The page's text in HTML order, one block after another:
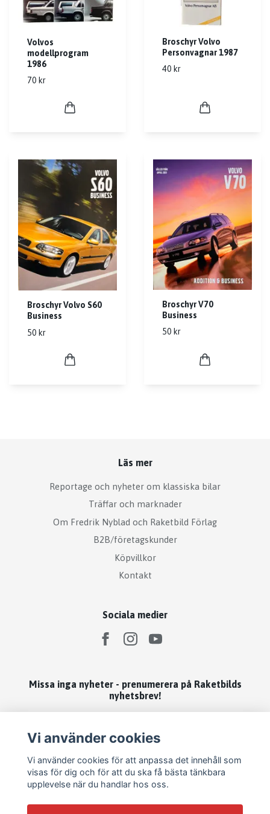
Volvos
modellprogram
1986
70 kr
Broschyr Volvo
Personvagnar 1987
40 kr
Broschyr Volvo S60
Business
50 kr
Broschyr V70
Business
50 kr
Läs mer
Reportage och nyheter om klassiska bilar
Träffar och marknader
Om Fredrik Nyblad och Raketbild Förlag
B2B/företagskunder
Köpvillkor
Kontakt
Sociala medier
Missa inga nyheter - prenumerera på Raketbilds
nyhetsbrev!
Vi använder cookies
Vi använder cookies för att anpassa det innehåll som
visas för dig och för att du ska få bästa tänkbara
upplevelse när du handlar hos oss.